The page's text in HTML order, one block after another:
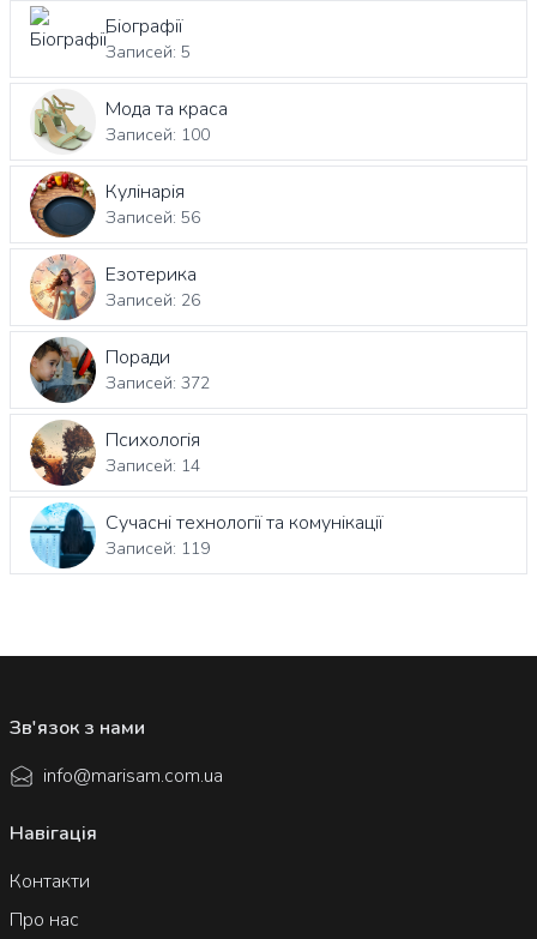
Біографії
Записей: 5
Мода та краса
Записей: 100
Кулінарія
Записей: 56
Езотерика
Записей: 26
Поради
Записей: 372
Психологія
Записей: 14
Сучасні технології та комунікації
Записей: 119
Навігація
Контакти
Про нас
Зв'язок з нами
info@marisam.com.ua